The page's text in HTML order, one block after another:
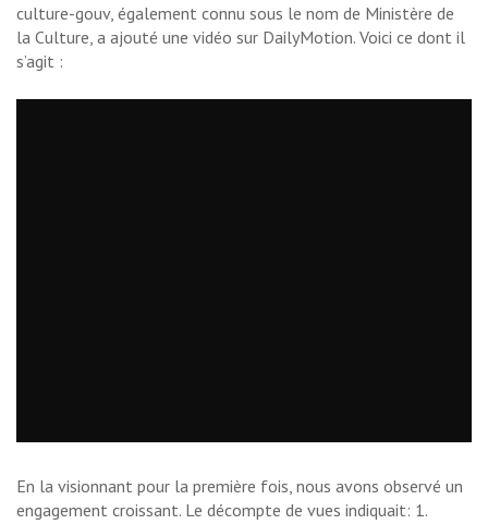
culture-gouv, également connu sous le nom de Ministère de
la Culture, a ajouté une vidéo sur DailyMotion. Voici ce dont il
s’agit :
En la visionnant pour la première fois, nous avons observé un
engagement croissant. Le décompte de vues indiquait: 1.